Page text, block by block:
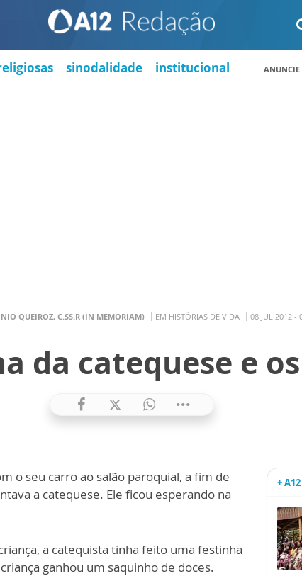
sinodalidade institucional ANUNCIE
QUEIROZ, C.SS.R (IN MEMORIAM) EM HISTÓRIAS DE VIDA 08 JUL 2012 -
da catequese e
o seu carro ao salão paroquial, a fim de
a catequese. Ele ficou esperando na
a catequista tinha feito uma festinha
ganhou um saquinho de doces.
+ A12